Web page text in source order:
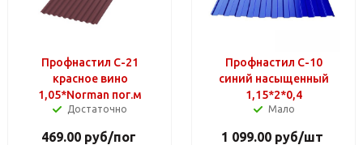
Профнастил С-21
красное вино
1,05*Norman пог.м
Достаточно
469.00руб/пог
Профнастил С-10
синий насыщенный
1,15*2*0,4
Мало
1 099.00 руб/шт